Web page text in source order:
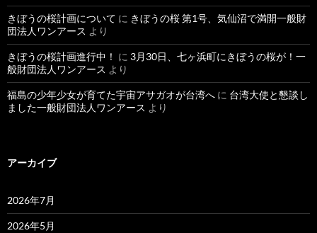
きぼうの桜計画について に きぼうの桜 第1号、気仙沼で満開一般財
団法人ワンアース より
きぼうの桜計画進行中！ に 3月30日、七ヶ浜町にきぼうの桜が！一
般財団法人ワンアース より
福島の少年少女が育てた宇宙アサガオが台湾へ に 台湾大使と懇談し
ました一般財団法人ワンアース より
アーカイブ
2026年7月
2026年5月